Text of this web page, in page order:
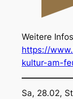
Weitere
https://
kultur-am-
Sa, 28.02,